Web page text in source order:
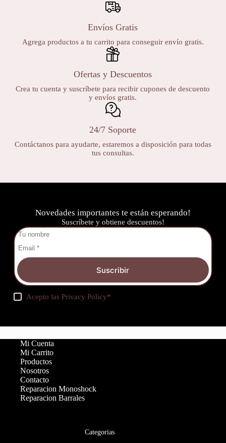
Envíos Gratis
Agrega productos a tu carrito para conseguir envío gratis.
Ofertas y Descuentos
Crea tu cuenta y suscríbete para recibir cupones de descuento
y envíos gratis.
24/7 Soporte
Contáctanos para ayudarte, estaremos a disposición para todas
tus consultas.
Novedades importantes te están esperando!
Suscríbete y obtiene descuentos!
Suscribir
Acepto lasPrivacy Policy*
Mi Cuenta
Mi Carrito
Productos
Nosotros
Contacto
Reparacion Monoshock
Reparacion Barrales
Categorias